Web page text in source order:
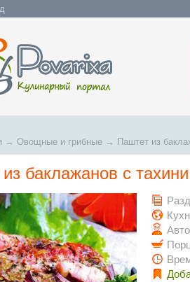
→ Овощные и грибные → Паштет из
баклажанов с тахини